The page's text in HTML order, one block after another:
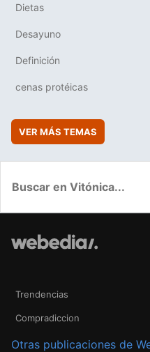
Dietas
Desayuno
Definición
cenas protéicas
VER MÁS TEMAS
Trendencias
Compradiccion
Otras publicaciones de